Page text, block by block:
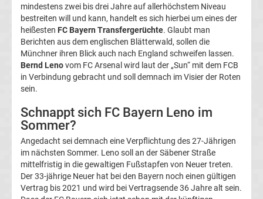
Premier
League
La
Liga
Serie
A
mindestens zwei bis drei Jahre auf allerhöchstem Niveau
bestreiten will und kann, handelt es sich hierbei um eines der
heißesten FC Bayern Transfergerüchte. Glaubt man
Berichten aus dem englischen Blätterwald, sollen die
Münchner ihren Blick auch nach England schweifen lassen.
Bernd Lenovom FC Arsenal wird laut der „Sun“ mit dem FCB
in Verbindung gebracht und soll demnach im Visier der Roten
sein.
Schnappt sich FC Bayern Leno im
Sommer?
Angedacht sei demnach eine Verpflichtung des 27-Jährigen
im nächsten Sommer. Leno soll an der Säbener Straße
mittelfristig in die gewaltigen Fußstapfen von Neuer treten.
Der 33-jährige Neuer hat bei den Bayern noch einen gültigen
Vertrag bis 2021 und wird bei Vertragsende 36 Jahre alt sein.